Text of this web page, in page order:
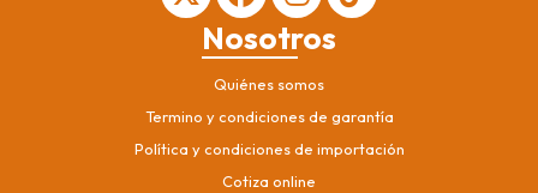
Nosotros
Quiénes somos
Termino y condiciones de garantía
Política y condiciones de importación
Cotiza online